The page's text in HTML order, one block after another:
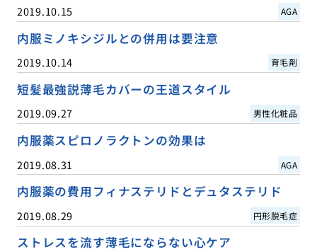
2019.10.15 AGA
内服ミノキシジルとの併用は要注意
2019.10.14 育毛剤
短髪最強説薄毛カバーの王道スタイル
2019.09.27 男性化粧品
内服薬スピロノラクトンの効果は
2019.08.31 AGA
内服薬の費用フィナステリドとデュタステリド
2019.08.29 円形脱毛症
ストレスを流す薄毛にならない心ケア